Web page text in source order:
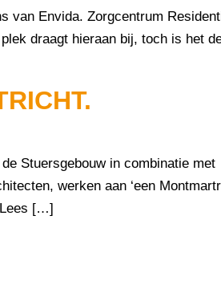
van Envida. Zorgcentrum
draagt hieraan bij, toch is het
Stuersgebouw in combinatie met
werken aan ‘een
[…]